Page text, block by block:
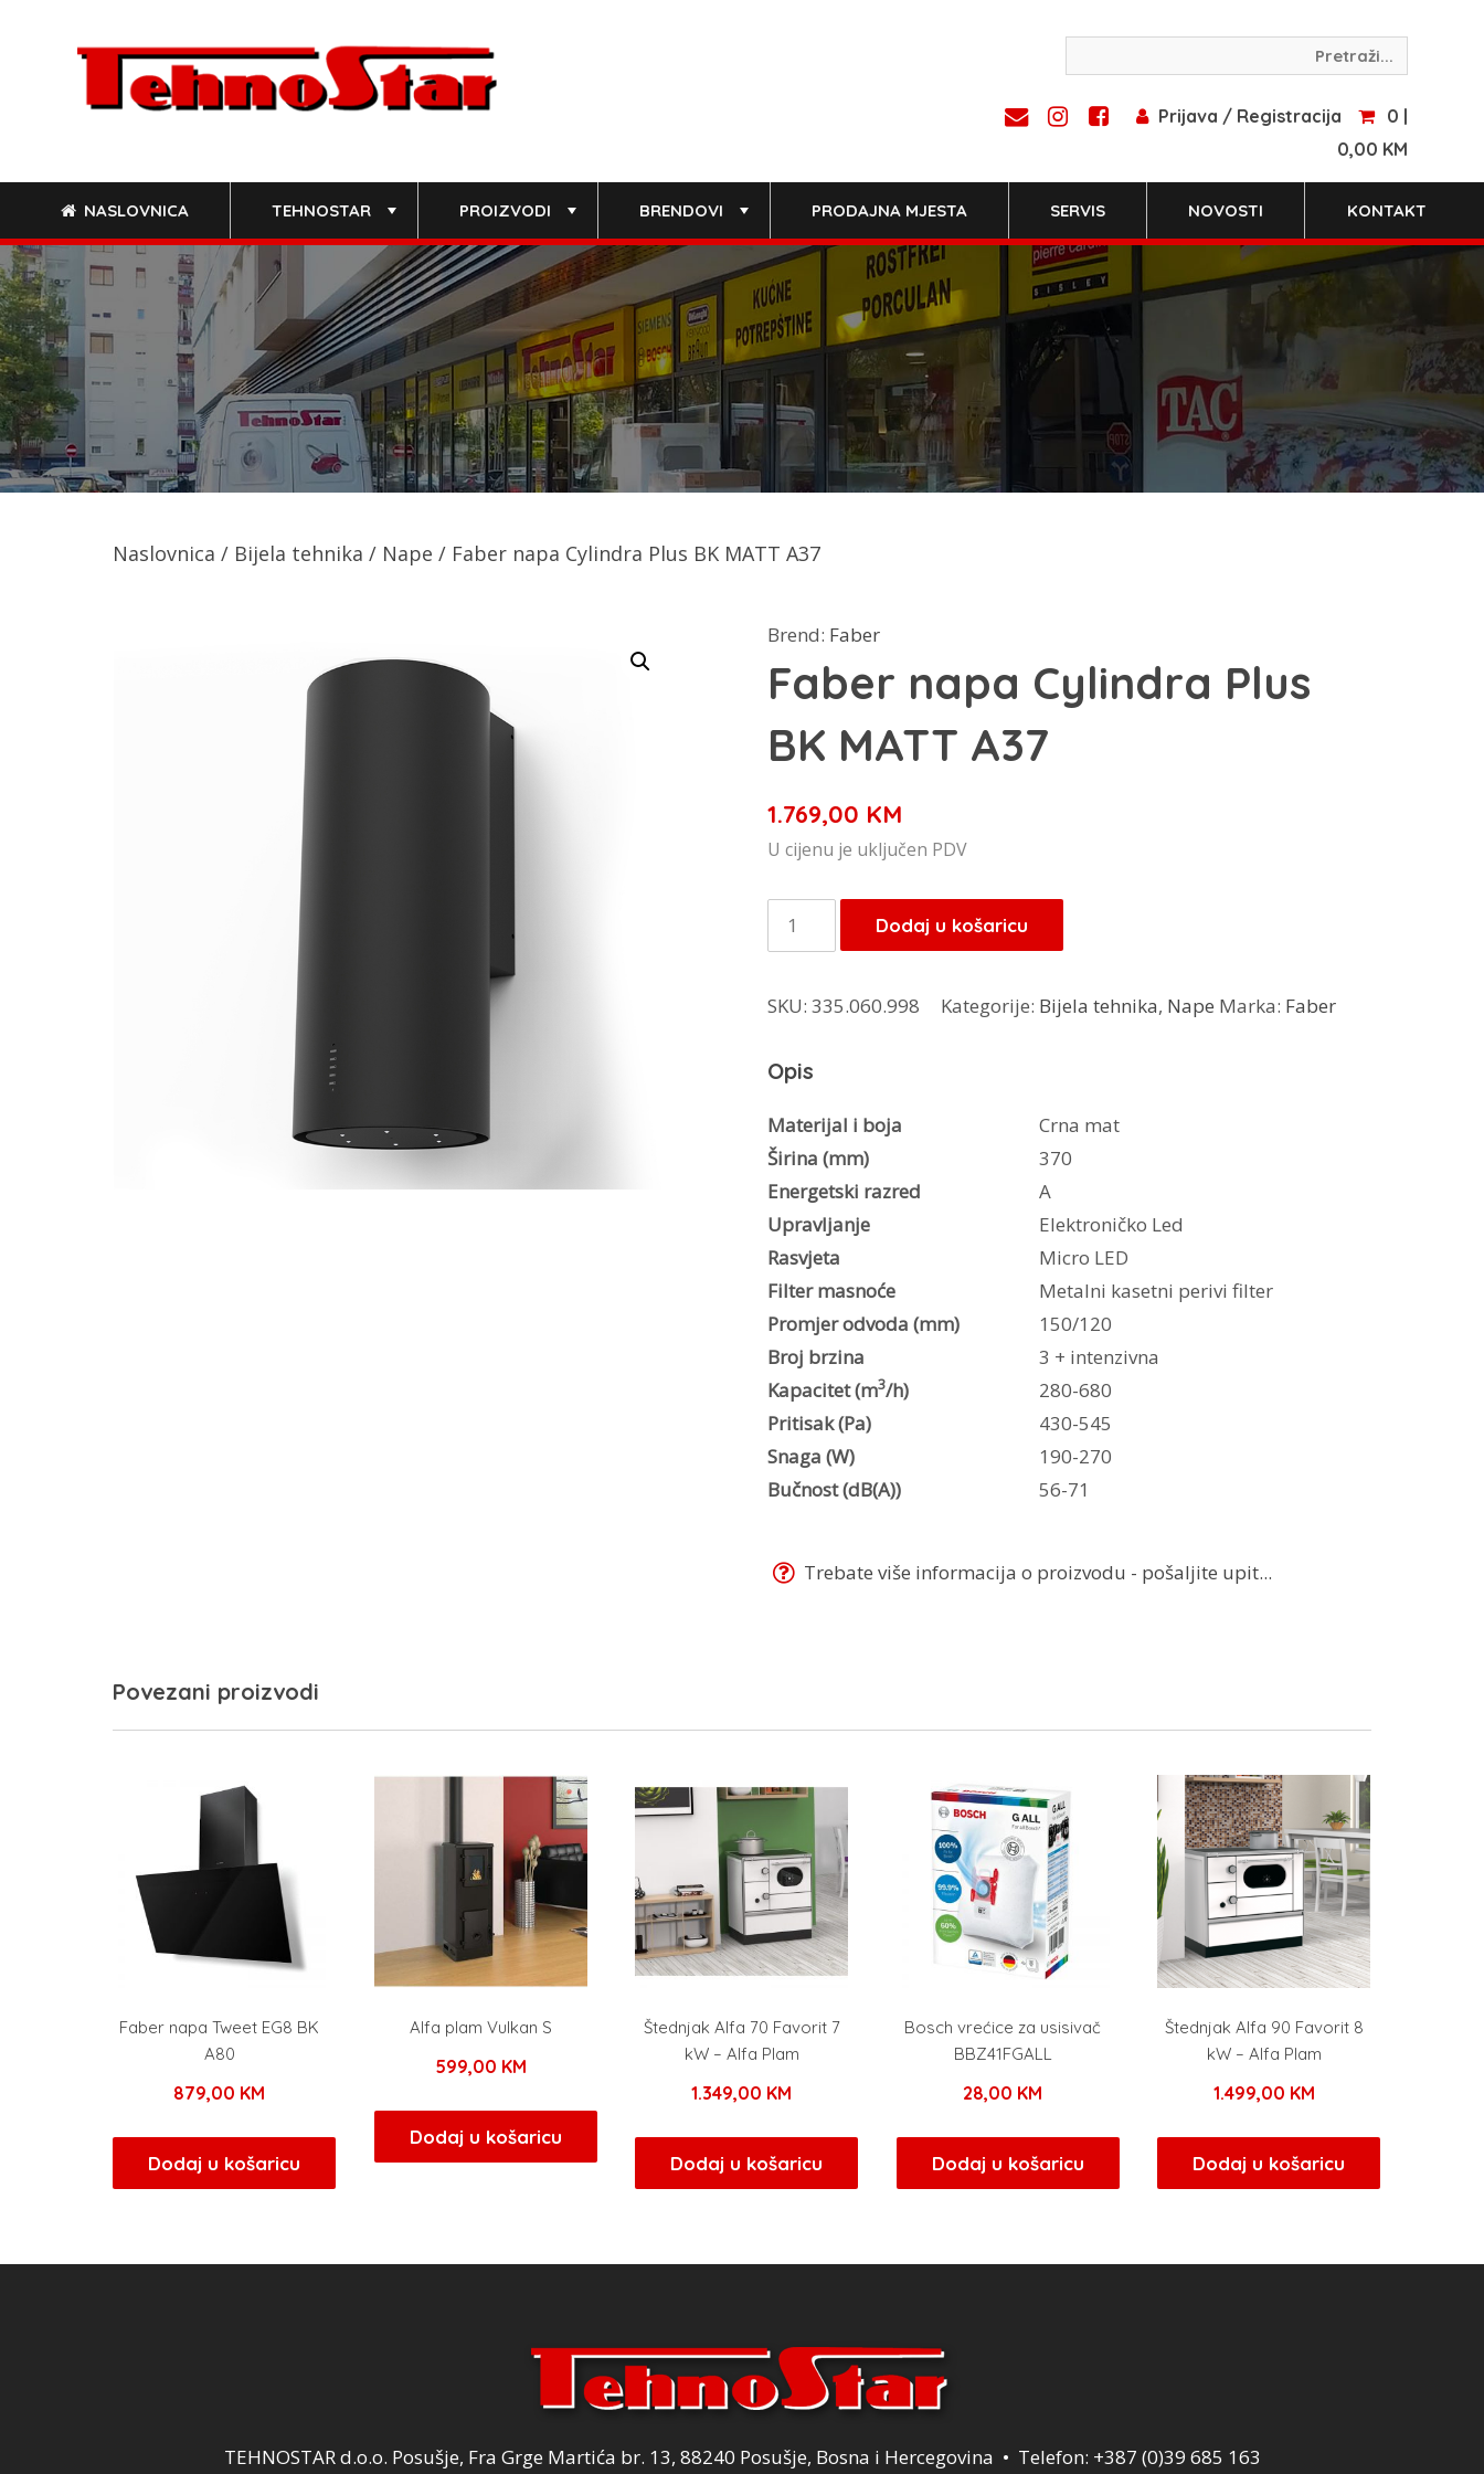
Prijava / Registracija
0 |
0,00 KM
NASLOVNICA TEHNOSTAR PROIZVODI BRENDOVI PRODAJNA MJESTA SERVIS NOVOSTI KONTAKT
Naslovnica / Bijela tehnika / Nape / Faber napa Cylindra Plus BK MATT A37
Brend: Faber
Faber napa Cylindra Plus
BK MATT A37
1.769,00 KM
U cijenu je uključen PDV
Faber
napa
Plus
MATT
A37
količina
Dodaj u košaricu
SKU: 335.060.998 Kategorije: Bijela tehnika, Nape Marka: Faber
Opis
Materijal i boja
Crna mat
Širina (mm)
370
Energetski razred
A
Upravljanje
Elektroničko Led
Rasvjeta
Micro LED
Filter masnoće
Metalni kasetni perivi filter
Promjer odvoda (mm)
150/120
Broj brzina
3 + intenzivna
Kapacitet (m3/h)
280-680
Pritisak (Pa)
430-545
Snaga (W)
190-270
Bučnost (dB(A))
56-71
Trebate više informacija o proizvodu - pošaljite upit...
Povezani proizvodi
Faber napa Tweet EG8 BK
A80
879,00 KM
Dodaj u košaricu
Alfa plam Vulkan S
599,00 KM
Dodaj u košaricu
Štednjak Alfa 70 Favorit 7
kW – Alfa Plam
1.349,00 KM
Dodaj u košaricu
Bosch vrećice za usisivač
BBZ41FGALL
28,00 KM
Dodaj u košaricu
Štednjak Alfa 90 Favorit 8
kW – Alfa Plam
1.499,00 KM
Dodaj u košaricu
TEHNOSTAR d.o.o. Posušje, Fra Grge Martića br. 13, 88240 Posušje, Bosna i Hercegovina • Telefon: +387 (0)39 685 163